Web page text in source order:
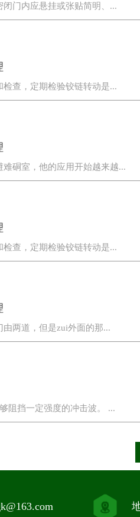
门内应悬挂或张贴简明、...
查，定期检验铰链转动是...
硐室，他的应用开始越来越...
查，定期检验铰链转动是...
两道，但是zui外面的那...
阻挡一定强度的冲击波。 ...